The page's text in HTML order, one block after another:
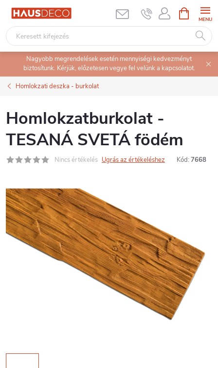
Ugrás
tartalomhoz
KOSÁR
Nagyobb megrendelések esetén mennyiségi kedvezményt
biztosítunk. Kérjük, előzetesen vegye fel velünk a kapcsolatot.
Homlokzati deszka - burkolat
Homlokzatburkolat -
TESANÁ SVETÁ födém
Nincs értékelés Ugrás az értékeléshez Kód: 7668